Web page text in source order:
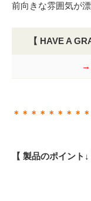
前向きな雰囲気が漂
【 HAVE A
→
＊＊＊＊＊＊＊＊
【 製品のポイント↓